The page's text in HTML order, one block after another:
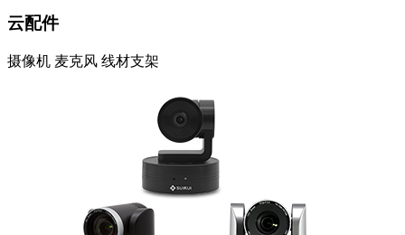
云配件
摄像机 麦克风 线材支架